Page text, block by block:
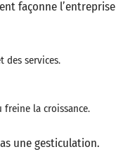
façonne l’entreprise
des services.
freine la croissance.
une gesticulation.